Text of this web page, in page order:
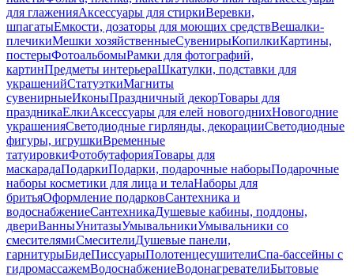
для глаженияАксессуары для стиркиВеревки,
шпагатыЕмкости, дозаторы для моющих средствВешалки-
плечикиМешки хозяйственныеСувенирыКопилкиКартины,
постерыФотоальбомыРамки для фотографий,
картинПредметы интерьераШкатулки, подставки для
украшенийСтатуэткиМагниты
сувенирныеИконыПраздничный декорТовары для
праздникаЕлкиАксессуары для елей новогоднихНовогодние
украшенияСветодиодные гирлянды, декорацииСветодиодные
фигуры, игрушкиВременные
татуировкиФотобутафорияТовары для
маскарадаПодаркиПодарки, подарочные наборыПодарочные
наборы косметики для лица и телаНаборы для
бритьяОформление подарковСантехника и
водоснабжениеСантехникаДушевые кабины, поддоны,
двериВанныУнитазыУмывальникиУмывальники со
смесителямиСмесителиДушевые панели,
гарнитурыБидеПиссуарыПолотенцесушителиСпа-бассейны с
гидромассажемВодоснабжениеВодонагревателиБытовые